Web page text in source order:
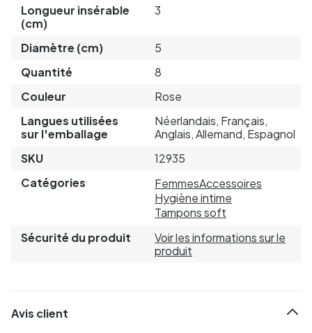
Longueur insérable
(cm)
3
Diamètre (cm)
5
Quantité
8
Couleur
Rose
Langues utilisées
sur l'emballage
Néerlandais, Français,
Anglais, Allemand, Espagnol
SKU
12935
Catégories
FemmesAccessoires
Hygiène intime
Tampons soft
Sécurité du produit
Voir les informations sur le
produit
Avis client